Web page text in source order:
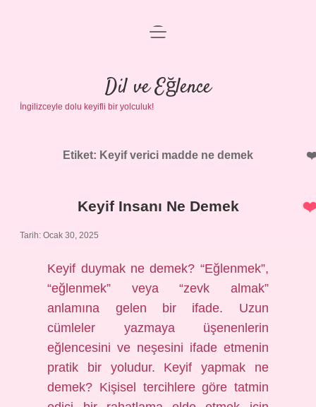
Anasayfa
Gizlilik Politikası
Yasal Uyarı
menüyü
Dil ve Eğlence
İngilizceyle dolu keyifli bir yolculuk!
Etiket: Keyif verici madde ne demek
Keyif Insanı Ne Demek
Tarih: Ocak 30, 2025
Keyif duymak ne demek? “Eğlenmek”,
“eğlenmek” veya “zevk almak”
anlamına gelen bir ifade. Uzun
cümleler yazmaya üşenenlerin
eğlencesini ve neşesini ifade etmenin
pratik bir yoludur. Keyif yapmak ne
demek? Kişisel tercihlere göre tatmin